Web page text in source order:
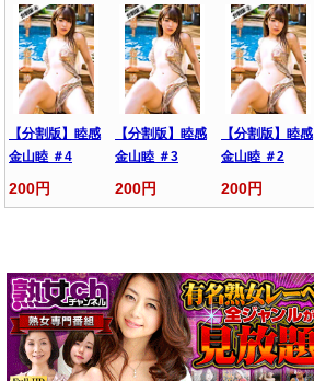
【分割版】睦感
金山睦 ＃4
200円
【分割版】睦感
金山睦 ＃3
200円
【分割版】睦感
金山睦 ＃2
200円